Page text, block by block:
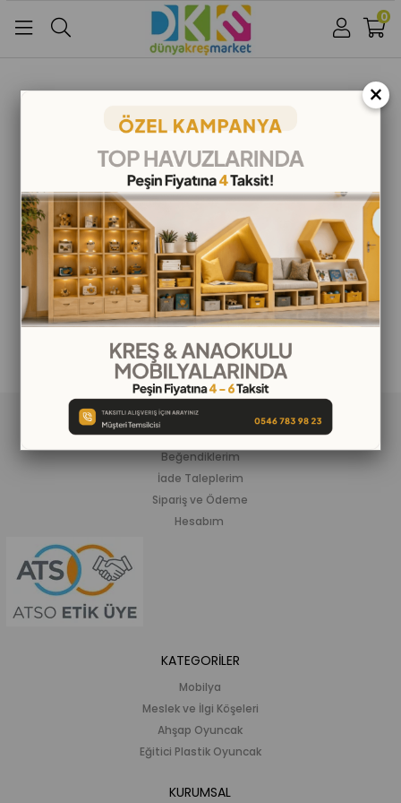
Google İle Bağlan
0
ALIŞVERİŞ BİLGİLERİ
Siparişlerim
Beğendiklerim
İade Taleplerim
Sipariş ve Ödeme
Hesabım
KATEGORİLER
Mobilya
Meslek ve İlgi Köşeleri
Ahşap Oyuncak
Eğitici Plastik Oyuncak
KURUMSAL
×